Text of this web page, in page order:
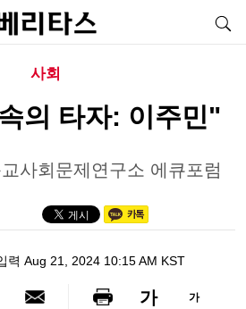
사회
의 타자: 이주민"
사회문제연구소 에큐포럼
력 Aug 21, 2024 10:15 AM KST
가 가